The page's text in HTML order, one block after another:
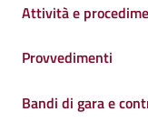
Attività e
Provvedimenti
Bandi di gara e